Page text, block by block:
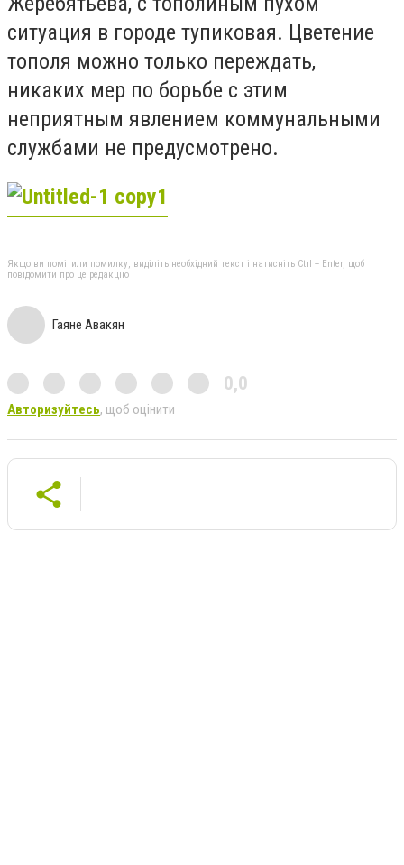
ситуация в городе тупиковая. Цветение
тополя можно только переждать,
никаких мер по борьбе с этим
неприятным явлением коммунальными
службами не предусмотрено.
Якщо ви помітили помилку, виділіть необхідний текст і натисніть Ctrl + Enter, щоб
повідомити про це редакцію
Гаяне Авакян
0,0
Авторизуйтесь, щоб оцінити